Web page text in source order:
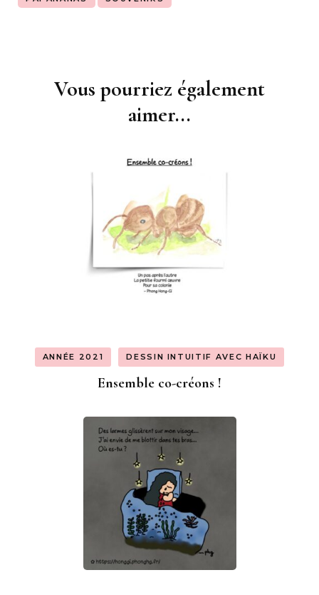
NavigationVous pourriez également
aimer...
ANNÉE 2021 DESSIN INTUITIF AVEC HAÏKU
Ensemble co-créons !